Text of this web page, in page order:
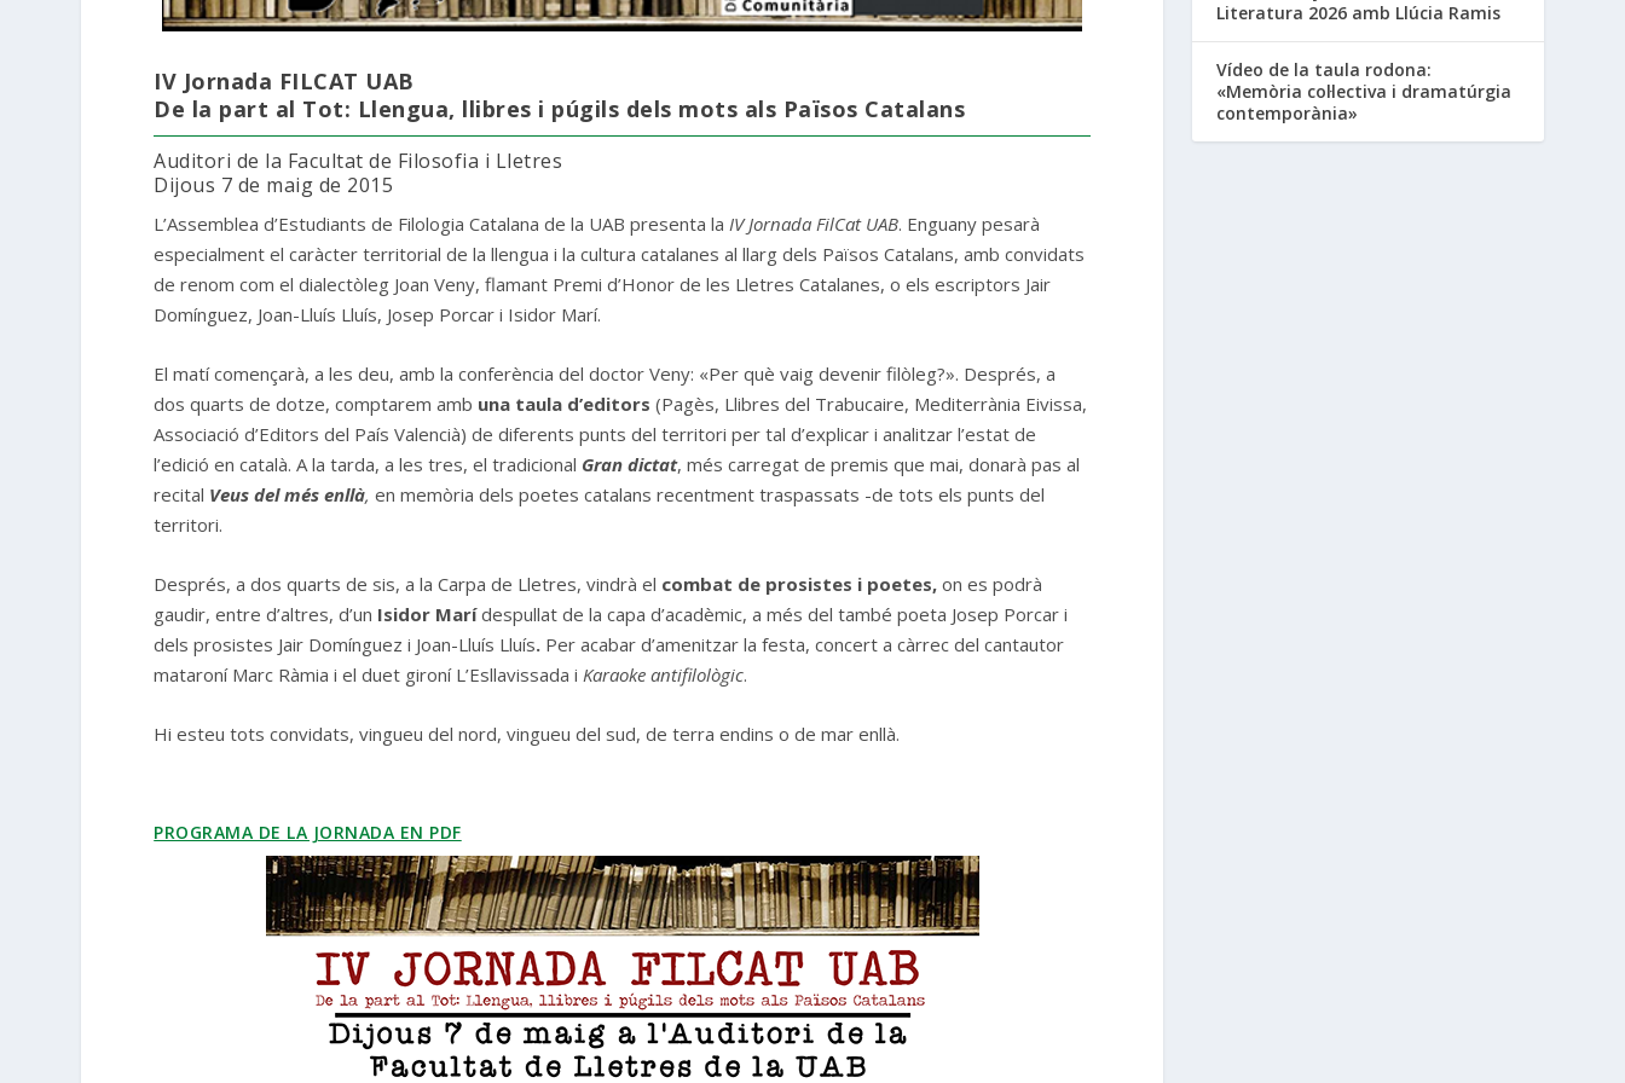
IV Jornada FILCAT UAB
De la part al Tot: Llengua, llibres i púgils dels mots als Països Catalans
Auditori de la Facultat de Filosofia i Lletres
Dijous 7 de maig de 2015
L’Assemblea d’Estudiants de Filologia Catalana de la UAB presenta la IV Jornada FilCat UAB. Enguany pesarà
especialment el caràcter territorial de la llengua i la cultura catalanes al llarg dels Països Catalans, amb convidats
de renom com el dialectòleg Joan Veny, flamant Premi d’Honor de les Lletres Catalanes, o els escriptors Jair
Domínguez, Joan-Lluís Lluís, Josep Porcar i Isidor Marí.
El matí començarà, a les deu, amb la conferència del doctor Veny: «Per què vaig devenir filòleg?». Després, a
dos quarts de dotze, comptarem amb una taula d’editors (Pagès, Llibres del Trabucaire, Mediterrània Eivissa,
Associació d’Editors del País Valencià) de diferents punts del territori per tal d’explicar i analitzar l’estat de
l’edició en català. A la tarda, a les tres, el tradicional Gran dictat, més carregat de premis que mai, donarà pas al
recital Veus del més enllà,en memòria dels poetes catalans recentment traspassats -de tots els punts del
territori.
Després, a dos quarts de sis, a la Carpa de Lletres, vindrà el combat de prosistes i poetes,on es podrà
gaudir, entre d’altres, d’un Isidor Marídespullat de la capa d’acadèmic, a més del també poeta Josep Porcar i
dels prosistes Jair Domínguez i Joan-Lluís Lluís. Per acabar d’amenitzar la festa, concert a càrrec del cantautor
mataroní Marc Ràmia i el duet gironí L’Esllavissada i Karaoke antifilològic.
Hi esteu tots convidats, vingueu del nord, vingueu del sud, de terra endins o de mar enllà.
PROGRAMA DE LA JORNADA EN PDF
Literatura 2026 amb Llúcia Ramis
Vídeo de la taula rodona:
«Memòria col·lectiva i dramatúrgia
contemporània»